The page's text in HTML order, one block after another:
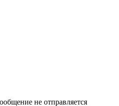
не отправляется